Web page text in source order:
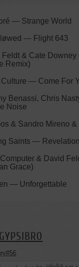
— Strange World
— Flight 643
Feldt & Cate Downey
Remix)
— Come For
Benassi, Chris
Noise
& Sandro Mireno &
Saints —
& David
Grace)
— Unforgettable
GYPSIBRO